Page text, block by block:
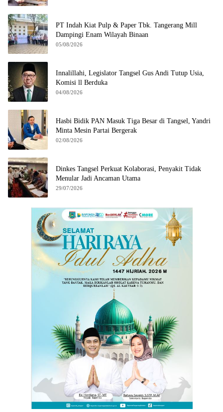
PT Indah Kiat Pulp & Paper Tbk. Tangerang Mill
Dampingi Enam Wilayah Binaan
05/08/2026
Innalillahi, Legislator Tangsel Gus Andi Tutup Usia,
Komisi ll Berduka
04/08/2026
Hasbi Bidik PAN Masuk Tiga Besar di Tangsel, Yandri
Minta Mesin Partai Bergerak
02/08/2026
Dinkes Tangsel Perkuat Kolaborasi, Penyakit Tidak
Menular Jadi Ancaman Utama
29/07/2026